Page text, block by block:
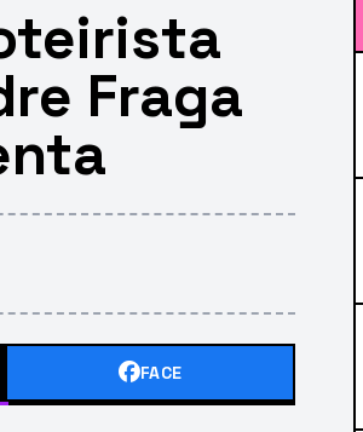
Fraga
FACE